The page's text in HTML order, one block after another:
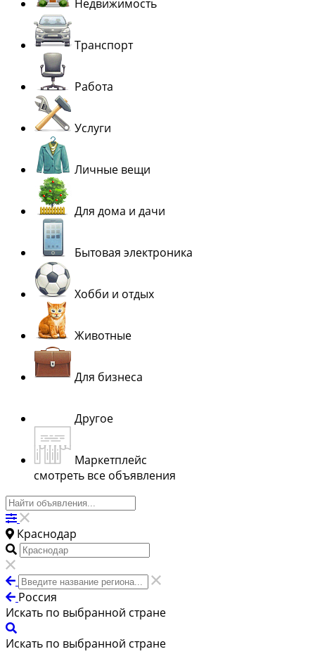
Недвижимость
Транспорт
Работа
Услуги
Личные вещи
Для дома и дачи
Бытовая электроника
Хобби и отдых
Животные
Для бизнеса
Другое
Маркетплейс
смотреть все объявления
Краснодар
Россия
Искать по выбранной стране
Искать по выбранной стране